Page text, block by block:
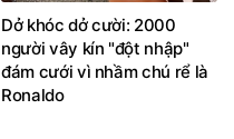
Dở khóc dở cười: 2000
người vây kín "đột nhập"
đám cưới vì nhầm chú rể là
Ronaldo